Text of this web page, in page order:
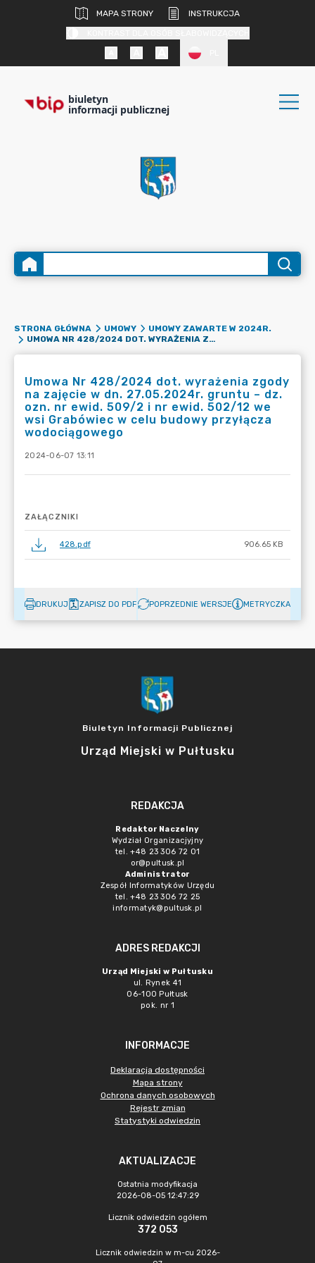
MAPA STRONY
INSTRUKCJA
biuletyn
informacji publicznej
STRONA GŁÓWNA UMOWY
UMOWY ZAWARTE W 2024R.
UMOWA NR 428/2024 DOT. WYRAŻENIA ZGODY NA ZAJĘCIE W DN. 27.05.2024R. GRUNTU – DZ. OZN. NR EWID. 509/2 I NR EWID. 502/12 WE WSI GRABÓWIEC W CELU BUDOWY PRZYŁĄCZA WODOCIĄGOWEGO
Umowa Nr 428/2024 dot. wyrażenia zgody
na zajęcie w dn. 27.05.2024r. gruntu – dz.
ozn. nr ewid. 509/2 i nr ewid. 502/12 we
wsi Grabówiec w celu budowy przyłącza
wodociągowego
2024-06-07 13:11
ZAŁĄCZNIKI
428.pdf 906.65 KB
DRUKUJ ZAPISZ DO PDF POPRZEDNIE WERSJE METRYCZKA
Biuletyn Informacji Publicznej
Urząd Miejski w Pułtusku
REDAKCJA
Redaktor Naczelny
Wydział Organizacjyjny
tel. +48 23 306 72 01
or@pultusk.pl
Administrator
Zespół Informatyków Urzędu
tel. +48 23 306 72 25
informatyk@pultusk.pl
ADRES REDAKCJI
Urząd Miejski w Pułtusku
ul. Rynek 41
06-100 Pułtusk
pok. nr 1
INFORMACJE
Deklaracja dostępności
Mapa strony
Ochrona danych osobowych
Rejestr zmian
Statystyki odwiedzin
AKTUALIZACJE
Ostatnia modyfikacja
2026-08-05 12:47:29
Licznik odwiedzin ogółem
372 053
Licznik odwiedzin w m-cu 2026-